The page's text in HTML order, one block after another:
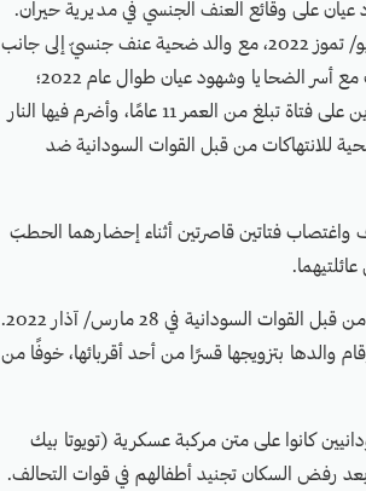
عيان على وقائع العنف الجنسي في مديرية حيران.
وبخصوص إحدى هذه الوقائع، أجرت “مواطنة” مقابلة في 19 يوليو/ تموز 2022، مع والد ضحية عنف جنسيّ إلى جانب
الطفلة الضحية. ووثّقت “مواطنة” وقائعّ أخرى من خلال مقابلات مع أسر الضحايا وشهود عيان طوال عام 2022؛
إحداها كانت واقعة مروعة ارتكبها جنديٌّ سودانيّ، قام بصبّ البنزين على فتاة تبلغ من العمر 11 عامًا، وأضرم فيها النار
للانتهاكات من قبل القوات السودانية ضد
واغتصاب فتاتين قاصرتين أثناء إحضارهما الحطبَ
وفي واقعة أخرى، وثّقت “مواطنة” أيضًا اختطاف واغتصاب طفلة من قبل القوات السودانية في 28 مارس/ آذار 2022.
والدها بتزويجها قسرًا من أحد أقربائها، خوفًا من
كانوا على متن مركبة عسكرية (تويوتا بيك